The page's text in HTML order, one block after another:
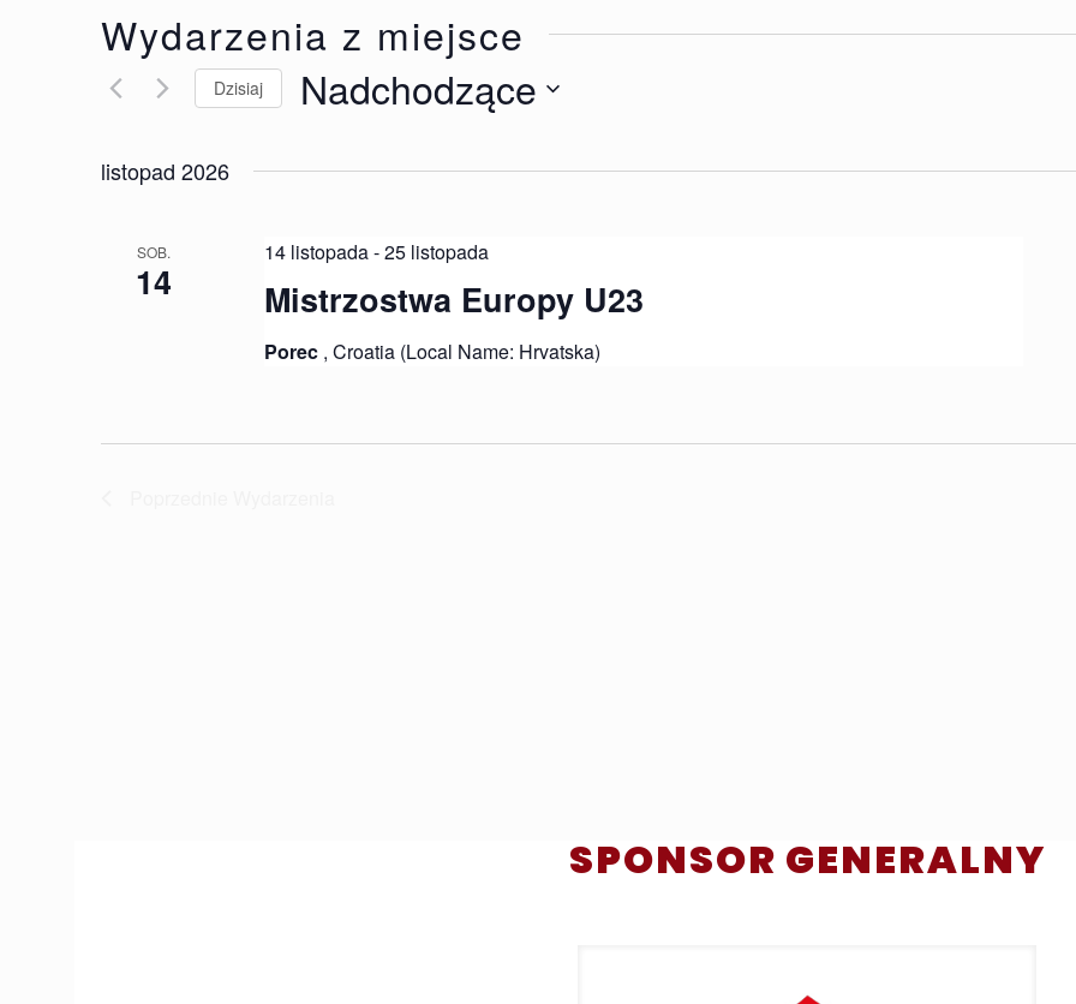
Wydarzenia z miejsce
Dzisiaj Nadchodzące
listopad 2026
SOB.
14 Mistrzostwa Europy U23
14 listopada-25 listopada
Porec , Croatia (Local Name: Hrvatska)
SPONSOR GENERALNY